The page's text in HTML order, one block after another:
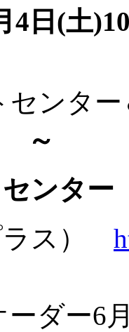
4日(土
ンタ
～
ンター
ラス）
6月